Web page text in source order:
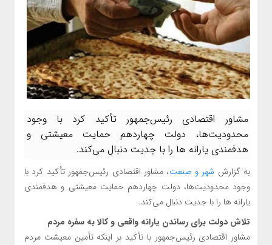
مشاور اقتصادی رئیس‌جمهور تأکید کرد با وجود
محدودیت‌ها، دولت چهاردهم حمایت معیشتی و
هدفمندی یارانه‌ ها را با جدیت دنبال می‌کند.
به گزارش شهر و صنعت، مشاور اقتصادی رئیس‌جمهور تأکید کرد با
وجود محدودیت‌ها، دولت چهاردهم حمایت معیشتی و هدفمندی
یارانه‌ ها را با جدیت دنبال می‌کند.
تلاش دولت برای رساندن یارانه واقعی و کالا به سفره مردم
مشاور اقتصادی رئیس‌جمهور با تأکید بر اینکه تأمین معیشت مردم